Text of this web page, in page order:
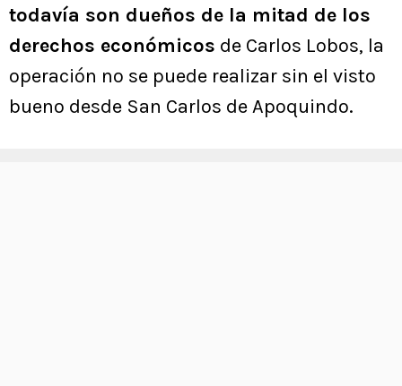
todavía son dueños de la mitad de los
derechos económicos de Carlos Lobos, la
operación no se puede realizar sin el visto
bueno desde San Carlos de Apoquindo.